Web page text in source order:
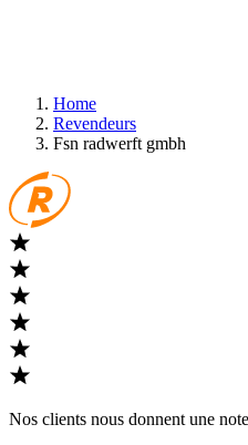
Home
Revendeurs
Fsn radwerft gmbh
Nos clients nous donnent une